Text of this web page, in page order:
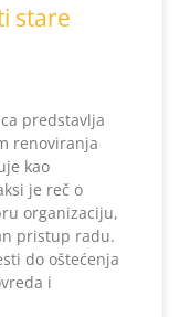
stare
predstavlja
renoviranja
kao
je reč o
organizaciju,
pristup radu.
do oštećenja
i